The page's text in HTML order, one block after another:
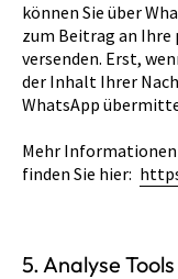
können Sie über
zum Beitrag an
versenden. Erst,
der Inhalt Ihrer
WhatsApp
Mehr
finden Sie hier:
5. Analyse